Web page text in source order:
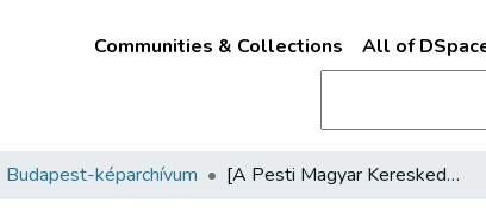
Communities & Collections All of
Budapest-képarchívum [A Pesti Magyar Kereskedelmi Bank épületének külső és belső képei]